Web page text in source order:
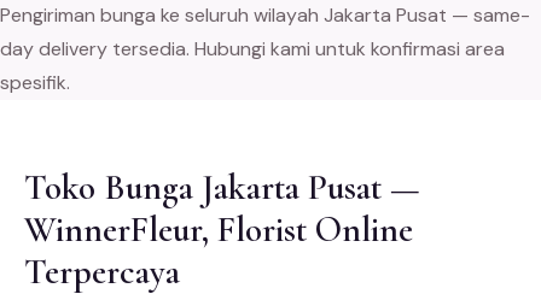
Pengiriman bunga ke seluruh wilayah Jakarta Pusat — same-
day delivery tersedia. Hubungi kami untuk konfirmasi area
spesifik.
Toko Bunga Jakarta Pusat —
WinnerFleur, Florist Online
Terpercaya